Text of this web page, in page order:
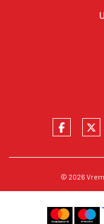
© 2026